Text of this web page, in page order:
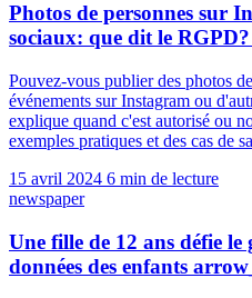
Photos de personnes sur
sociaux: que dit le RGPD?
Pouvez-vous publier des photos
événements sur Instagram ou
explique quand c'est autorisé ou
exemples pratiques et des cas de
15 avril 2024 6 min de lecture
newspaper
Une fille de 12 ans défie
données des enfants